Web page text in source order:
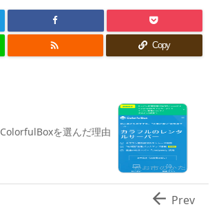
 Copy
ColorfulBoxを選んだ理由
 Prev